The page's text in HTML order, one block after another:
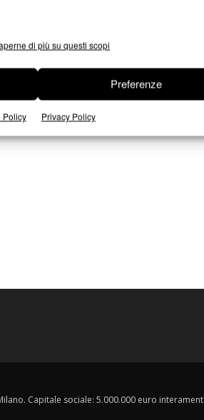
di più su questi scopi
Preferenze
Policy Privacy Policy
Capitale sociale: 5.000.000 euro